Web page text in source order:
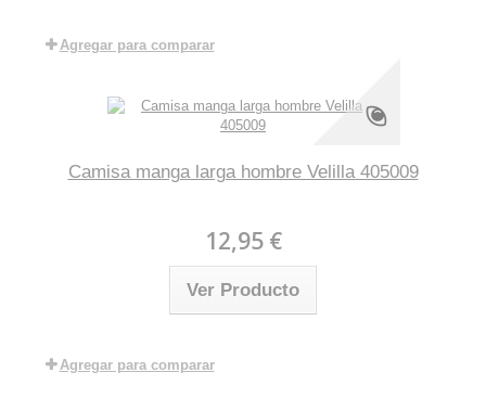
Agregar para comparar
Camisa manga larga hombre Velilla 405009
12,95 €
Ver Producto
Agregar para comparar